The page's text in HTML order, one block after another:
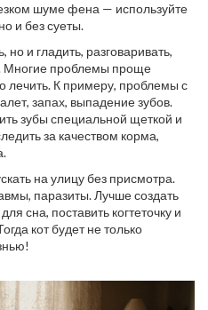
шуме фена — используйте
и без суеты.
и гладить, разговаривать,
Многие проблемы проще
лечить. К примеру, проблемы с
запах, выпадение зубов.
зубы специальной щеткой и
за качеством корма,
на улицу без присмотра.
паразиты. Лучше создать
сна, поставить когтеточку и
кот будет не только